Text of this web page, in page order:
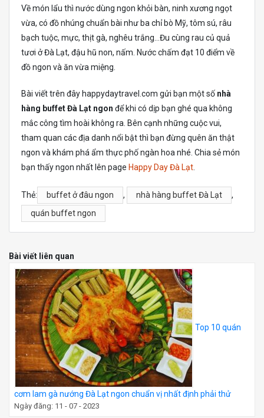
Về món lẩu thì nước dùng ngon khỏi bàn, ninh xương ngọt
vừa, có đồ nhúng chuẩn bài như ba chỉ bò Mỹ, tôm sú, râu
bạch tuộc, mực, thịt gà, nghêu trắng…Đu cùng rau củ quả
tươi ở Đà Lạt, đậu hũ non, nấm. Nước chấm đạt 10 điểm về
đồ ngon và ăn vừa miệng.
Bài viết trên đây happydaytravel.com gửi bạn một số nhà
hàng buffet Đà Lạt ngon để khi có dịp bạn ghé qua không
mắc công tìm hoài không ra. Bên cạnh những cuộc vui,
tham quan các địa danh nổi bật thì bạn đừng quên ăn thật
ngon và khám phá ẩm thực phố ngàn hoa nhé. Chia sẻ món
bạn thấy ngon nhất lên page Happy Day Đà Lạt
Thẻ: buffet ở đâu ngon , nhà hàng buffet Đà Lạt
,
quán buffet ngon
Bài viết liên quan
Top 10 quán
cơm lam gà nướng Đà Lạt ngon chuẩn vị nhất định phải thử
Ngày đăng: 11 - 07 - 2023